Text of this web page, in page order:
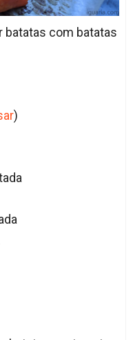
batatas com batatas
)